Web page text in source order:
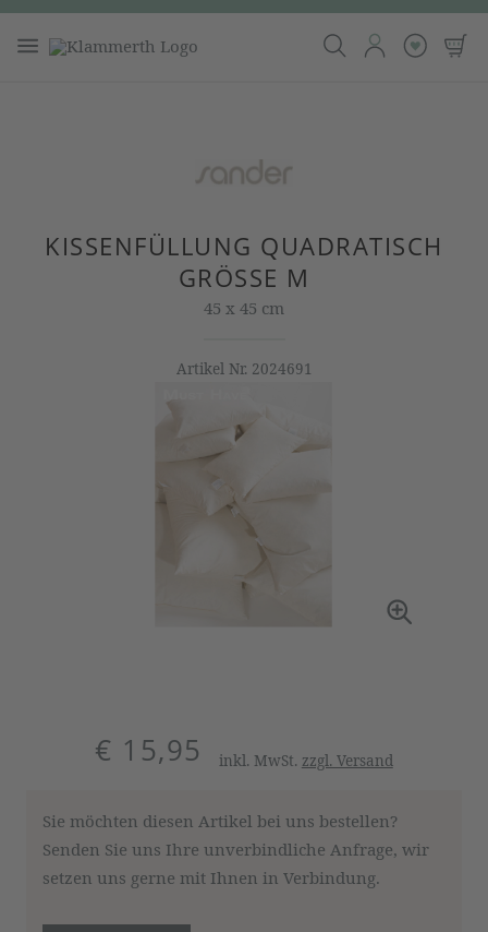
KISSENFÜLLUNG QUADRATISCH
GRÖSSE M
45 x 45 cm
Artikel Nr. 2024691
€ 15,95 inkl. MwSt. zzgl. Versand
Sie möchten diesen Artikel bei uns bestellen?
Senden Sie uns Ihre unverbindliche Anfrage, wir
setzen uns gerne mit Ihnen in Verbindung.